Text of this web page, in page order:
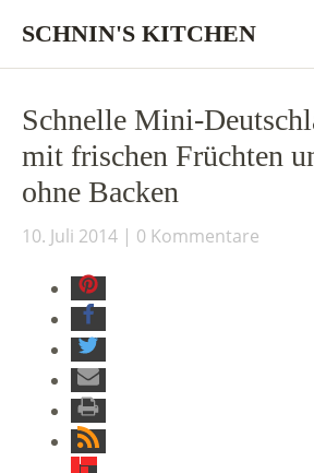
SCHNIN'S KITCHEN
Schnelle Mini-
mit frischen Früchten
ohne Backen
10. Juli 2014 0 Kommentare